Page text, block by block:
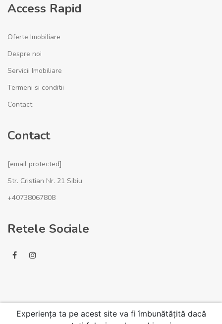
Access Rapid
Oferte Imobiliare
Despre noi
Servicii Imobiliare
Termeni si conditii
Contact
Contact
[email protected]
Str. Cristian Nr. 21 Sibiu
+40738067808
Retele Sociale
Experiența ta pe acest site va fi îmbunătățită dacă